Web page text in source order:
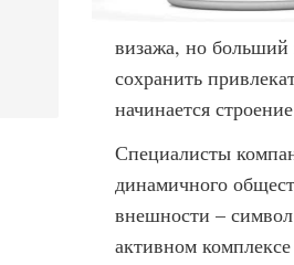
визажа, но больший
сохранить
начинается
Специалисты
динамичного
внешности –
активном